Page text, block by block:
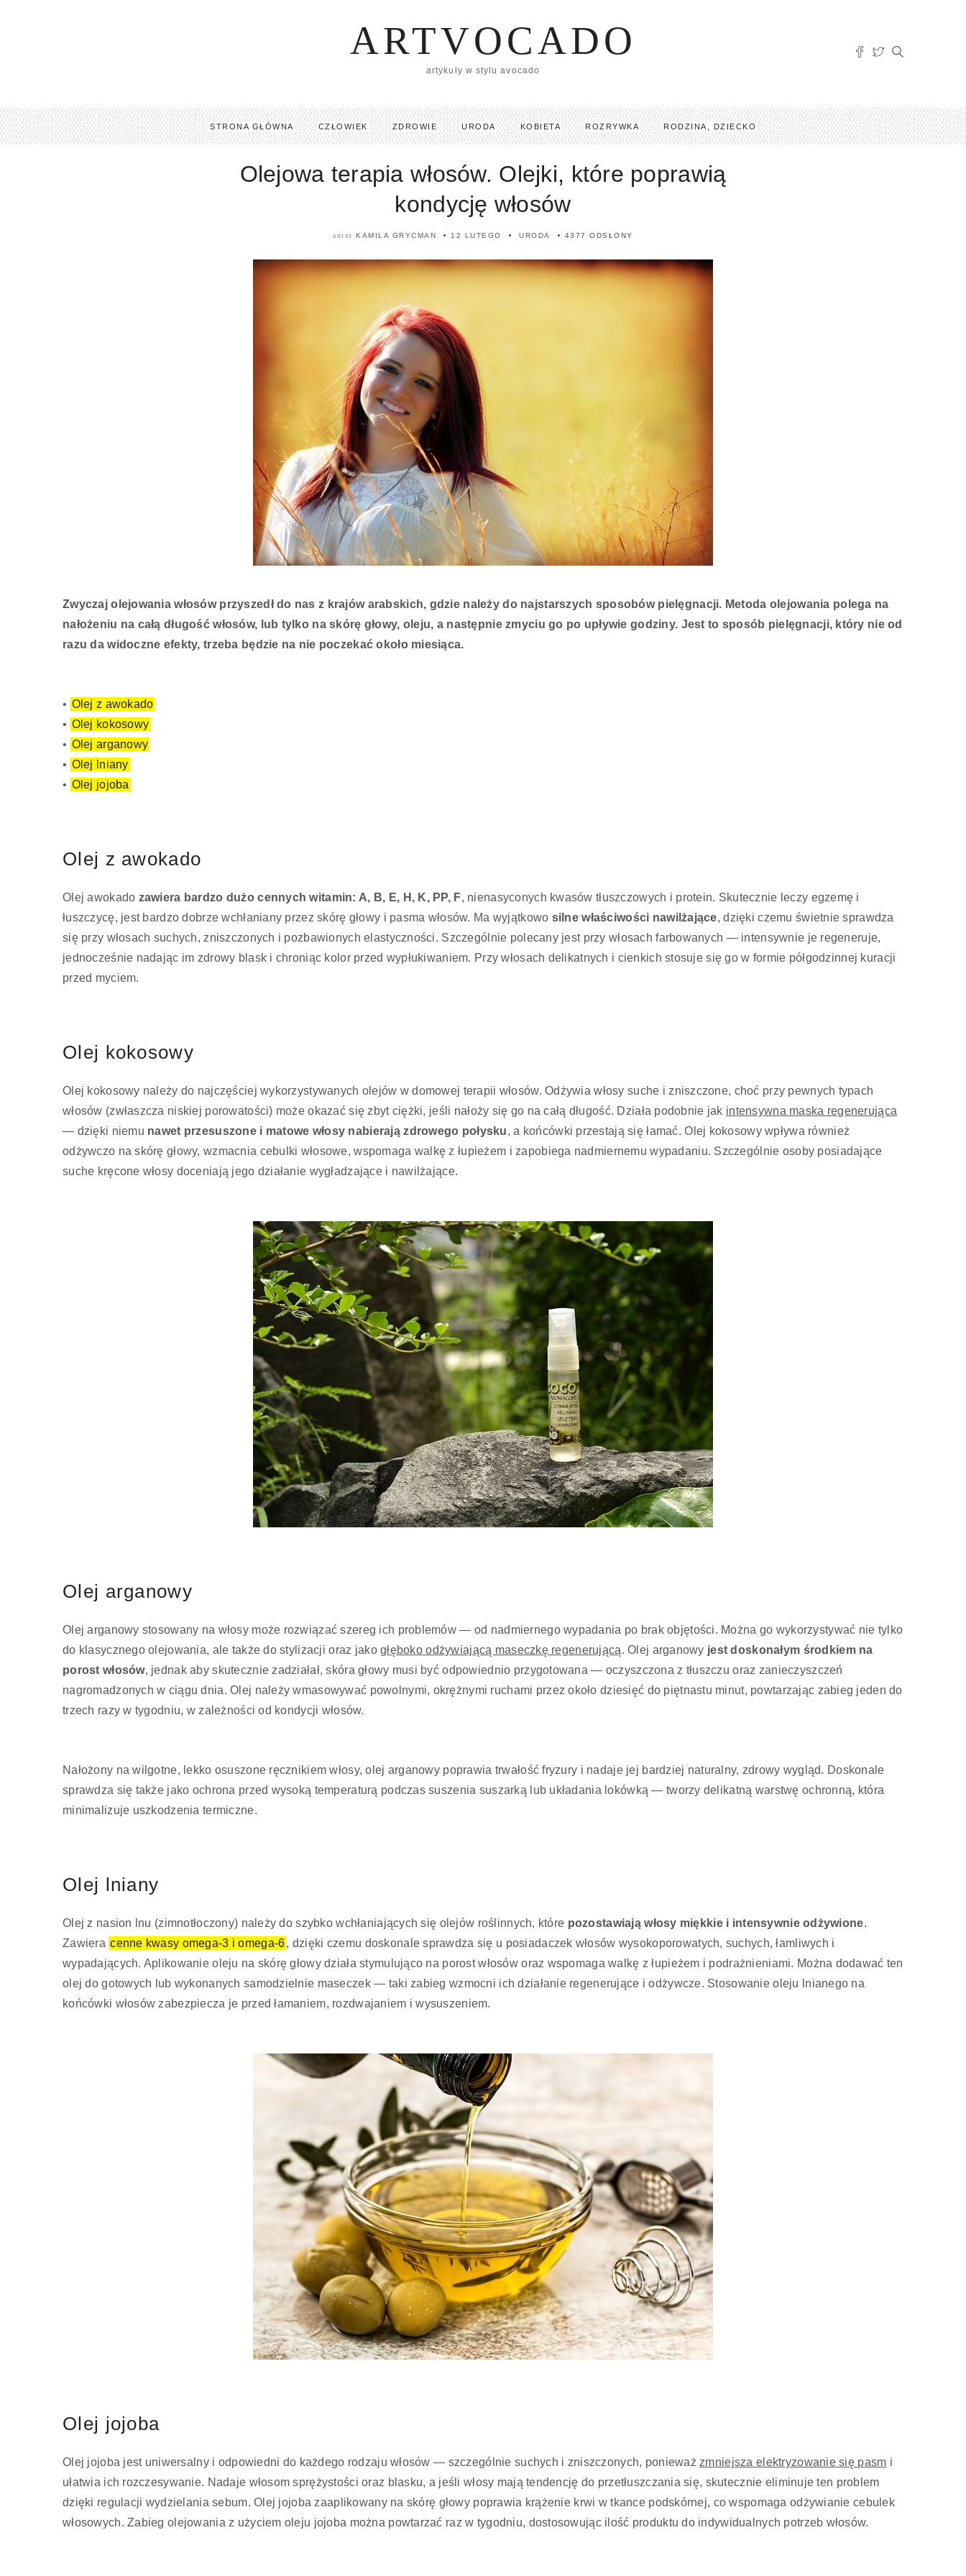
ARTVOCADO
artykuły w stylu avocado
STRONA GŁÓWNA CZŁOWIEK ZDROWIE URODA KOBIETA ROZRYWKA RODZINA, DZIECKO
Olejowa terapia włosów. Olejki, które poprawią
kondycję włosów
autor KAMILA GRYCMAN 12 LUTEGO URODA 4377 ODSŁONY
Zwyczaj olejowania włosów przyszedł do nas z krajów arabskich, gdzie należy do najstarszych sposobów pielęgnacji. Metoda olejowania polega na
nałożeniu na całą długość włosów, lub tylko na skórę głowy, oleju, a następnie zmyciu go po upływie godziny. Jest to sposób pielęgnacji, który nie od
razu da widoczne efekty, trzeba będzie na nie poczekać około miesiąca.
• Olej z awokado
• Olej kokosowy
• Olej arganowy
• Olej lniany
• Olej jojoba
Olej z awokado
Olej awokado zawiera bardzo dużo cennych witamin: A, B, E, H, K, PP, F, nienasyconych kwasów tłuszczowych i protein. Skutecznie leczy egzemę i
łuszczycę, jest bardzo dobrze wchłaniany przez skórę głowy i pasma włosów. Ma wyjątkowo silne właściwości nawilżające, dzięki czemu świetnie sprawdza
się przy włosach suchych, zniszczonych i pozbawionych elastyczności. Szczególnie polecany jest przy włosach farbowanych — intensywnie je regeneruje,
jednocześnie nadając im zdrowy blask i chroniąc kolor przed wypłukiwaniem. Przy włosach delikatnych i cienkich stosuje się go w formie półgodzinnej kuracji
przed myciem.
Olej kokosowy
Olej kokosowy należy do najczęściej wykorzystywanych olejów w domowej terapii włosów. Odżywia włosy suche i zniszczone, choć przy pewnych typach
włosów (zwłaszcza niskiej porowatości) może okazać się zbyt ciężki, jeśli nałoży się go na całą długość. Działa podobnie jak intensywna maska regenerująca
— dzięki niemu nawet przesuszone i matowe włosy nabierają zdrowego połysku, a końcówki przestają się łamać. Olej kokosowy wpływa również
odżywczo na skórę głowy, wzmacnia cebulki włosowe, wspomaga walkę z łupieżem i zapobiega nadmiernemu wypadaniu. Szczególnie osoby posiadające
suche kręcone włosy doceniają jego działanie wygładzające i nawilżające.
Olej arganowy
Olej arganowy stosowany na włosy może rozwiązać szereg ich problemów — od nadmiernego wypadania po brak objętości. Można go wykorzystywać nie tylko
do klasycznego olejowania, ale także do stylizacji oraz jakogłęboko odżywiającą maseczkę regenerującą. Olej arganowy jest doskonałym środkiem na
porost włosów, jednak aby skutecznie zadziałał, skóra głowy musi być odpowiednio przygotowana — oczyszczona z tłuszczu oraz zanieczyszczeń
nagromadzonych w ciągu dnia. Olej należy wmasowywać powolnymi, okrężnymi ruchami przez około dziesięć do piętnastu minut, powtarzając zabieg jeden do
trzech razy w tygodniu, w zależności od kondycji włosów.
Nałożony na wilgotne, lekko osuszone ręcznikiem włosy, olej arganowy poprawia trwałość fryzury i nadaje jej bardziej naturalny, zdrowy wygląd. Doskonale
sprawdza się także jako ochrona przed wysoką temperaturą podczas suszenia suszarką lub układania lokówką — tworzy delikatną warstwę ochronną, która
minimalizuje uszkodzenia termiczne.
Olej lniany
Olej z nasion lnu (zimnotłoczony) należy do szybko wchłaniających się olejów roślinnych, które pozostawiają włosy miękkie i intensywnie odżywione.
Zawiera cenne kwasy omega-3 i omega-6, dzięki czemu doskonale sprawdza się u posiadaczek włosów wysokoporowatych, suchych, łamliwych i
wypadających. Aplikowanie oleju na skórę głowy działa stymulująco na porost włosów oraz wspomaga walkę z łupieżem i podrażnieniami. Można dodawać ten
olej do gotowych lub wykonanych samodzielnie maseczek — taki zabieg wzmocni ich działanie regenerujące i odżywcze. Stosowanie oleju lnianego na
końcówki włosów zabezpiecza je przed łamaniem, rozdwajaniem i wysuszeniem.
Olej jojoba
Olej jojoba jest uniwersalny i odpowiedni do każdego rodzaju włosów — szczególnie suchych i zniszczonych, ponieważ zmniejsza elektryzowanie się pasm i
ułatwia ich rozczesywanie. Nadaje włosom sprężystości oraz blasku, a jeśli włosy mają tendencję do przetłuszczania się, skutecznie eliminuje ten problem
dzięki regulacji wydzielania sebum. Olej jojoba zaaplikowany na skórę głowy poprawia krążenie krwi w tkance podskórnej, co wspomaga odżywianie cebulek
włosowych. Zabieg olejowania z użyciem oleju jojoba można powtarzać raz w tygodniu, dostosowując ilość produktu do indywidualnych potrzeb włosów.